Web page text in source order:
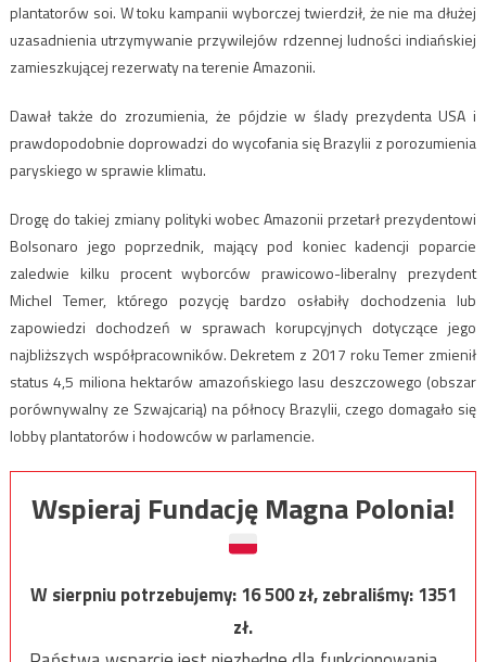
plantatorów soi. W toku kampanii wyborczej twierdził, że nie ma dłużej
uzasadnienia utrzymywanie przywilejów rdzennej ludności indiańskiej
zamieszkującej rezerwaty na terenie Amazonii.
Dawał także do zrozumienia, że pójdzie w ślady prezydenta USA i
prawdopodobnie doprowadzi do wycofania się Brazylii z porozumienia
paryskiego w sprawie klimatu.
Drogę do takiej zmiany polityki wobec Amazonii przetarł prezydentowi
Bolsonaro jego poprzednik, mający pod koniec kadencji poparcie
zaledwie kilku procent wyborców prawicowo-liberalny prezydent
Michel Temer, którego pozycję bardzo osłabiły dochodzenia lub
zapowiedzi dochodzeń w sprawach korupcyjnych dotyczące jego
najbliższych współpracowników. Dekretem z 2017 roku Temer zmienił
status 4,5 miliona hektarów amazońskiego lasu deszczowego (obszar
porównywalny ze Szwajcarią) na północy Brazylii, czego domagało się
lobby plantatorów i hodowców w parlamencie.
Wspieraj Fundację Magna Polonia!
W sierpniu potrzebujemy:16 500zł, zebraliśmy:1351
zł.